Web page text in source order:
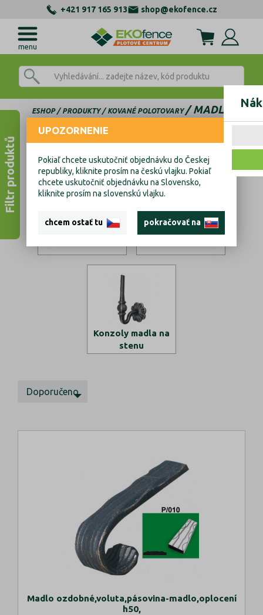
+421 917 165 913 shop@ekofence.cz
menu
ESHOP PRODUKTY KOVANÉ POLOTOVARY MADLA
Madla
Duté madla
Konzoly madla na
stenu
Filtr produktů
Doporučeno
Madlo ozdobné,voluta,pásovina-madlo,oplocení
h50,
UPOZORNENIE
Pokiaľ chcete uskutočniť objednávku do Českej
republiky, kliknite prosím na českú vlajku. Pokiaľ
chcete uskutočniť objednávku na Slovensko,
kliknite prosím na slovenskú vlajku.
chcem ostať tu pokračovať na